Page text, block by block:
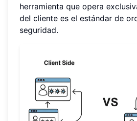
herramienta que opera
del cliente es el estándar de
seguridad.